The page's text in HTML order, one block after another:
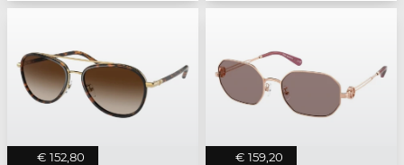
€ 152,80 € 159,20